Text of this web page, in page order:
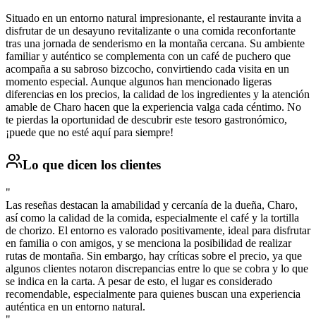
Situado en un entorno natural impresionante, el restaurante invita a
disfrutar de un desayuno revitalizante o una comida reconfortante
tras una jornada de senderismo en la montaña cercana. Su ambiente
familiar y auténtico se complementa con un café de puchero que
acompaña a su sabroso bizcocho, convirtiendo cada visita en un
momento especial. Aunque algunos han mencionado ligeras
diferencias en los precios, la calidad de los ingredientes y la atención
amable de Charo hacen que la experiencia valga cada céntimo. No
te pierdas la oportunidad de descubrir este tesoro gastronómico,
¡puede que no esté aquí para siempre!
Lo que dicen los clientes
"
Las reseñas destacan la amabilidad y cercanía de la dueña, Charo,
así como la calidad de la comida, especialmente el café y la tortilla
de chorizo. El entorno es valorado positivamente, ideal para disfrutar
en familia o con amigos, y se menciona la posibilidad de realizar
rutas de montaña. Sin embargo, hay críticas sobre el precio, ya que
algunos clientes notaron discrepancias entre lo que se cobra y lo que
se indica en la carta. A pesar de esto, el lugar es considerado
recomendable, especialmente para quienes buscan una experiencia
auténtica en un entorno natural.
"